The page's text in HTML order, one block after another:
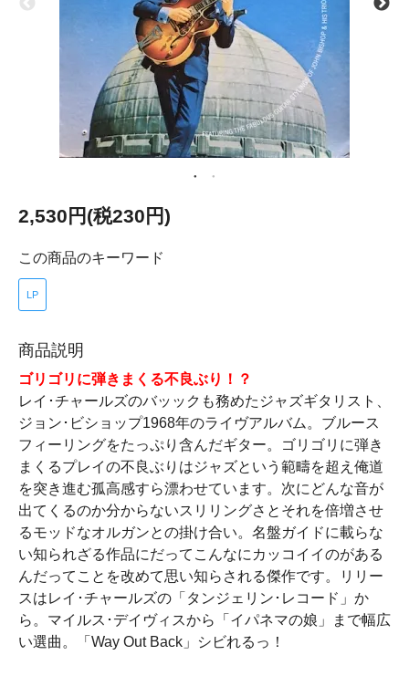
2,530円(税230円)
この商品のキーワード
LP
商品説明
ゴリゴリに弾きまくる不良ぶり！？
レイ･チャールズのバッックも務めたジャズギタリスト、
ジョン･ビショップ1968年のライヴアルバム。ブルース
フィーリングをたっぷり含んだギター。ゴリゴリに弾き
まくるプレイの不良ぶりはジャズという範疇を超え俺道
を突き進む孤高感すら漂わせています。次にどんな音が
出てくるのか分からないスリリングさとそれを倍増させ
るモッドなオルガンとの掛け合い。名盤ガイドに載らな
い知られざる作品にだってこんなにカッコイイのがある
んだってことを改めて思い知らされる傑作です。リリー
スはレイ･チャールズの「タンジェリン･レコード」か
ら。マイルス･デイヴィスから「イパネマの娘」まで幅広
い選曲。「Way Out Back」シビれるっ！